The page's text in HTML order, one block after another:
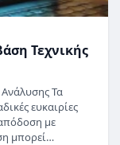
Τεχνικής
Τα
ευκαιρίες
με
μπορεί…